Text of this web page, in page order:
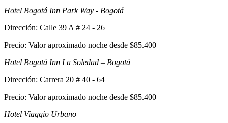
Hotel Bogotá Inn Park Way - Bogotá
Dirección: Calle 39 A # 24 - 26
Precio: Valor aproximado noche desde $85.400
Hotel Bogotá Inn La Soledad – Bogotá
Dirección: Carrera 20 # 40 - 64
Precio: Valor aproximado noche desde $85.400
Hotel Viaggio Urbano